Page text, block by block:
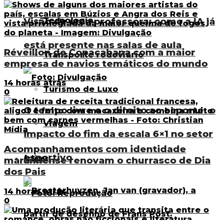
Visão de uma professora: como a IA já
está presente nas salas de aula
O tempo livre e o direito ao esporte: o
impacto do fim da escala 6×1 no setor
esportivo
Tecnologia
Transporte rodoviário
Turismo de Luxo
Viagem
Artigos
Réveillon de Copacabana com a maior
empresa de navios temáticos do mundo
14 horas atrás
0
Acompanhamentos com identidade
maranhense renovam o churrasco de Dia
dos Pais
14 horas atrás
0